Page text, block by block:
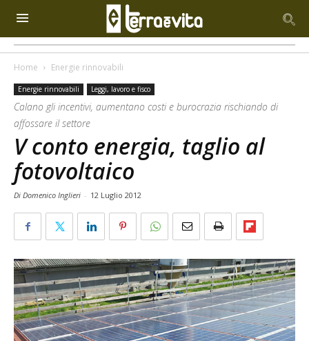
Home Energie rinnovabili
Energie rinnovabili Leggi, lavoro e fisco
Calano gli incentivi, aumentano costi e burocrazia rischiando di
affossare il settore
V conto energia, taglio al
fotovoltaico
Di Domenico Inglieri - 12 Luglio 2012